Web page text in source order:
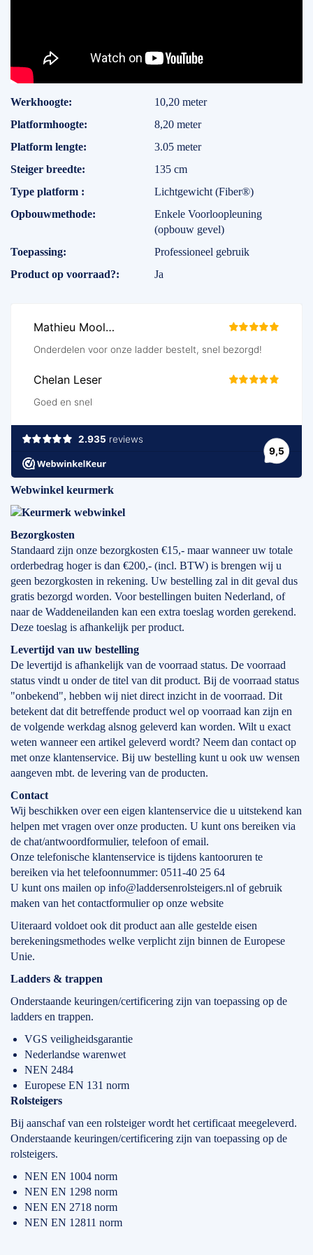
Specificaties
Werkhoogte
10,20 meter
Platformhoogte
8,20 meter
Platform lengte
3.05 meter
Steiger breedte
135 cm
Type platform
Lichtgewicht (Fiber®)
Opbouwmethode
Enkele Voorloopleuning
(opbouw gevel)
Toepassing
Professioneel gebruik
Product op voorraad?
Ja
Webwinkel keurmerk
Bezorgkosten
Standaard zijn onze bezorgkosten €15,- maar wanneer uw totale
orderbedrag hoger is dan €200,- (incl. BTW) is brengen wij u
geen bezorgkosten in rekening. Uw bestelling zal in dit geval dus
gratis bezorgd worden. Voor bestellingen buiten Nederland, of
naar de Waddeneilanden kan een extra toeslag worden gerekend.
Deze toeslag is afhankelijk per product.
Levertijd van uw bestelling
De levertijd is afhankelijk van de voorraad status. De voorraad
status vindt u onder de titel van dit product. Bij de voorraad status
"onbekend", hebben wij niet direct inzicht in de voorraad. Dit
betekent dat dit betreffende product wel op voorraad kan zijn en
de volgende werkdag alsnog geleverd kan worden. Wilt u exact
weten wanneer een artikel geleverd wordt? Neem dan contact op
met onze klantenservice. Bij uw bestelling kunt u ook uw wensen
aangeven mbt. de levering van de producten.
Contact
Wij beschikken over een eigen klantenservice die u uitstekend kan
helpen met vragen over onze producten. U kunt ons bereiken via
de chat/antwoordformulier, telefoon of email.
Onze telefonische klantenservice is tijdens kantooruren te
bereiken via het telefoonnummer: 0511-40 25 64
U kunt ons mailen op info@laddersenrolsteigers.nl of gebruik
maken van het contactformulier op onze website
Uiteraard voldoet ook dit product aan alle gestelde eisen
berekeningsmethodes welke verplicht zijn binnen de Europese
Unie.
Ladders & trappen
Onderstaande keuringen/certificering zijn van toepassing op de
ladders en trappen.
VGS veiligheidsgarantie
Nederlandse warenwet
NEN 2484
Europese EN 131 norm
Rolsteigers
Bij aanschaf van een rolsteiger wordt het certificaat meegeleverd.
Onderstaande keuringen/certificering zijn van toepassing op de
rolsteigers.
NEN EN 1004 norm
NEN EN 1298 norm
NEN EN 2718 norm
NEN EN 12811 norm